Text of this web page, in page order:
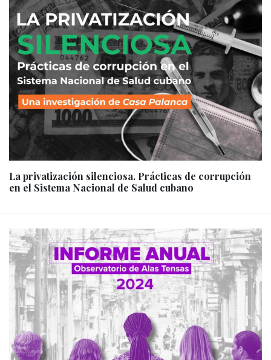
La privatización silenciosa. Prácticas de corrupción
en el Sistema Nacional de Salud cubano